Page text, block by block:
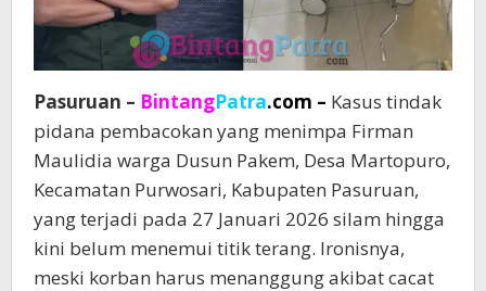
Pasuruan – BintangPatra.com – Kasus tindak
pidana pembacokan yang menimpa Firman
Maulidia warga Dusun Pakem, Desa Martopuro,
Kecamatan Purwosari, Kabupaten Pasuruan,
yang terjadi pada 27 Januari 2026 silam hingga
kini belum menemui titik terang. Ironisnya,
meski korban harus menanggung akibat cacat